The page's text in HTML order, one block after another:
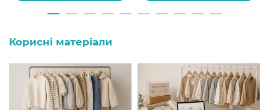
Корисні матеріали